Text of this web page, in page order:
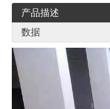
产品描述
数据